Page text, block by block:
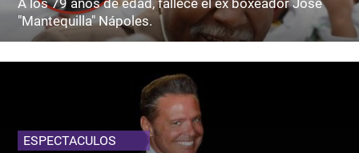
"Mantequilla" Nápoles.
ESPECTACULOS